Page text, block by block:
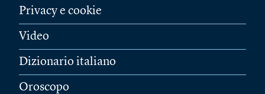
Privacy e cookie
Video
Dizionario italiano
Oroscopo